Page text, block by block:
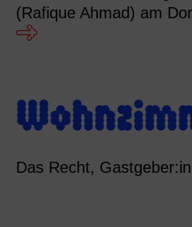
(Rafique Ahmad) am
Das Recht,